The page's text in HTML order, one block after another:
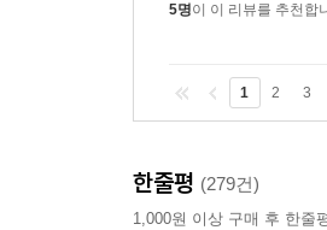
5명이 이 리뷰를 추천합
1 2 3
한줄평 (279건)
1,000원 이상 구매 후 한줄